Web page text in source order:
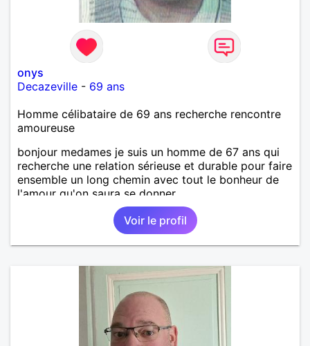
onys
Decazeville - 69 ans
Homme célibataire de 69 ans recherche rencontre
amoureuse
bonjour medames je suis un homme de 67 ans qui
recherche une relation sérieuse et durable pour faire
ensemble un long chemin avec tout le bonheur de
l'amour qu'on saura se donner.
Voir le profil